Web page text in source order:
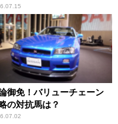
御免！バリューチェーン
の対抗馬は？